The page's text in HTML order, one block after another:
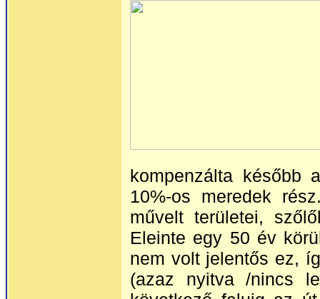
kompenzálta később
10%-os meredek
művelt területei,
Eleinte egy 50 év
nem volt jelentős ez,
(azaz nyitva /nincs